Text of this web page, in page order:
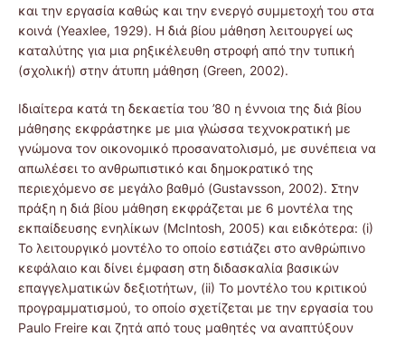
και την εργασία καθώς και την ενεργό συμμετοχή του στα
κοινά (Yeaxlee, 1929). Η διά βίου μάθηση λειτουργεί ως
καταλύτης για μια ρηξικέλευθη στροφή από την τυπική
(σχολική) στην άτυπη μάθηση (Green, 2002).
Ιδιαίτερα κατά τη δεκαετία του ’80 η έννοια της διά βίου
μάθησης εκφράστηκε με μια γλώσσα τεχνοκρατική με
γνώμονα τον οικονομικό προσανατολισμό, με συνέπεια να
απωλέσει το ανθρωπιστικό και δημοκρατικό της
περιεχόμενο σε μεγάλο βαθμό (Gustavsson, 2002). Στην
πράξη η διά βίου μάθηση εκφράζεται με 6 μοντέλα της
εκπαίδευσης ενηλίκων (McIntosh, 2005) και ειδκότερα: (i)
Το λειτουργικό μοντέλο το οποίο εστιάζει στο ανθρώπινο
κεφάλαιο και δίνει έμφαση στη διδασκαλία βασικών
επαγγελματικών δεξιοτήτων, (ii) Το μοντέλο του κριτικού
προγραμματισμού, το οποίο σχετίζεται με την εργασία του
Paulo Freire και ζητά από τους μαθητές να αναπτύξουν